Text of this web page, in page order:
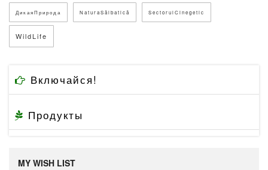
ДикаяПрирода NaturaSălbatică SectorulCinegetic
WildLife
Включайся!
Продукты
MY WISH LIST